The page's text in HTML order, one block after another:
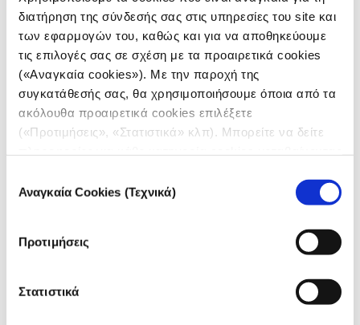
διατήρηση της σύνδεσής σας στις υπηρεσίες του site και
των εφαρμογών του, καθώς και για να αποθηκεύουμε
τις επιλογές σας σε σχέση με τα προαιρετικά cookies
(«Αναγκαία cookies»). Με την παροχή της
συγκατάθεσής σας, θα χρησιμοποιήσουμε όποια από τα
ακόλουθα προαιρετικά cookies επιλέξετε
(«Προτιμήσεις», «Στατιστικά» κλπ). Μπορείτε να δείτε
συγκατάθεσης
Αναγκαία Cookies (Τεχνικά)
Προτιμήσεις
Στατιστικά
αυτόματα το iframe και ο κώδικας σε html που θα
διαχειριστικό σύστημα. Μπορείτε να προσαρμόσετε
την παράμετρο
, ώστε η εκάστοτε